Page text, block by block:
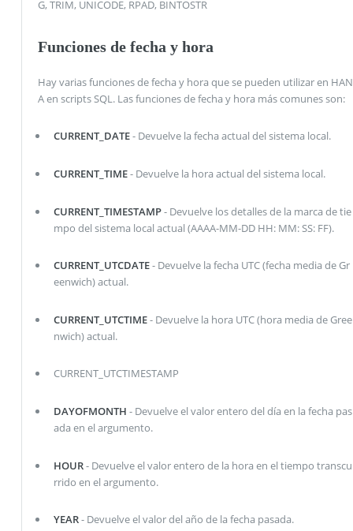
G, TRIM, UNICODE, RPAD, BINTOSTR
Funciones de fecha y hora
Hay varias funciones de fecha y hora que se pueden utilizar en HAN
A en scripts SQL. Las funciones de fecha y hora más comunes son:
CURRENT_DATE- Devuelve la fecha actual del sistema local.
CURRENT_TIME- Devuelve la hora actual del sistema local.
CURRENT_TIMESTAMP- Devuelve los detalles de la marca de tie
mpo del sistema local actual (AAAA-MM-DD HH: MM: SS: FF).
CURRENT_UTCDATE- Devuelve la fecha UTC (fecha media de Gr
eenwich) actual.
CURRENT_UTCTIME- Devuelve la hora UTC (hora media de Gree
nwich) actual.
CURRENT_UTCTIMESTAMP
DAYOFMONTH - Devuelve el valor entero del día en la fecha pas
ada en el argumento.
HOUR- Devuelve el valor entero de la hora en el tiempo transcu
rrido en el argumento.
YEAR- Devuelve el valor del año de la fecha pasada.